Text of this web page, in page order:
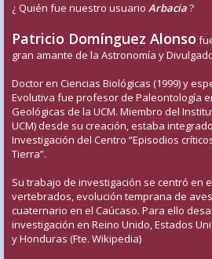
¿ Quién fue nuestro usuario Arbacia?
Patricio Domínguez Alonso
gran amante de la Astronomía y
Doctor en Ciencias Biológicas (1999) y
Evolutiva fue profesor de Paleontología
Geológicas de la UCM. Miembro del
UCM) desde su creación, estaba
Investigación del Centro “Episodios
Tierra”.
Su trabajo de investigación se centró en
vertebrados, evolución temprana de
cuaternario en el Caúcaso. Para ello
investigación en Reino Unido, Estados
y Honduras (Fte. Wikipedia)